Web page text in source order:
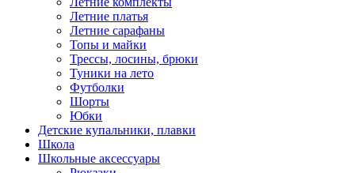
Летние платья
Летние сарафаны
Топы и майки
Трессы, лосины, брюки
Туники на лето
Футболки
Шорты
Юбки
Детские купальники, плавки
Школа
Школьные аксессуары